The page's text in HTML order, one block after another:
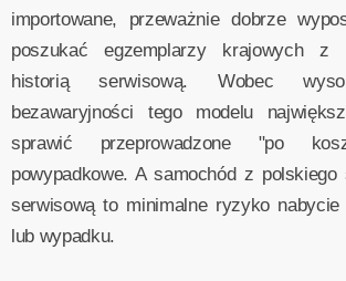
importowane, przeważnie dobrze
poszukać egzemplarzy krajowych z
historią serwisową. Wobec
bezawaryjności tego modelu
sprawić przeprowadzone "po
powypadkowe. A samochód z
serwisową to minimalne ryzyko nabycie
lub wypadku.